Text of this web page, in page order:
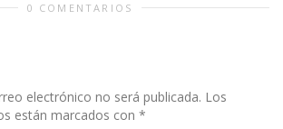
0 COMENTARIOS
electrónico no será publicada. Los
están marcados con *